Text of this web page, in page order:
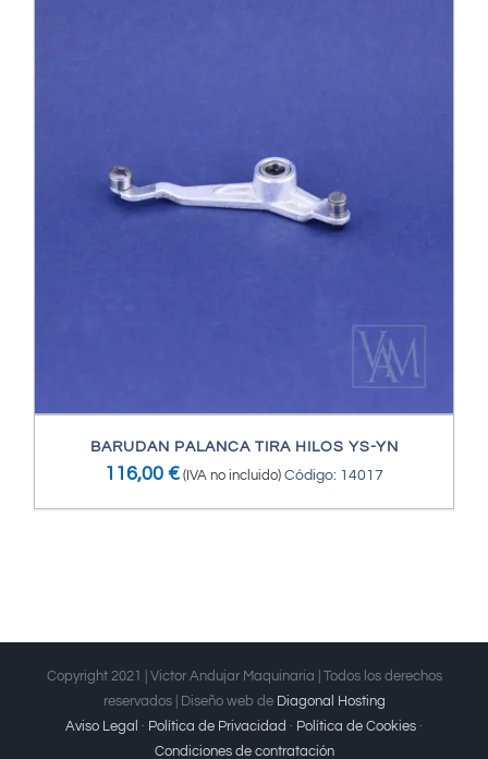
BARUDAN PALANCA TIRA HILOS YS-YN
116,00 € (IVA no incluido) Código: 14017
Copyright 2021 | Victor Andujar Maquinaria | Todos los derechos
reservados | Diseño web de Diagonal Hosting
Aviso Legal · Política de Privacidad · Política de Cookies ·
Condiciones de contratación